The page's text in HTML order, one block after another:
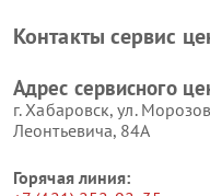
Контакты сервис
Адрес сервисного
г. Хабаровск, ул.
Леонтьевича, 84А
Горячая линия: